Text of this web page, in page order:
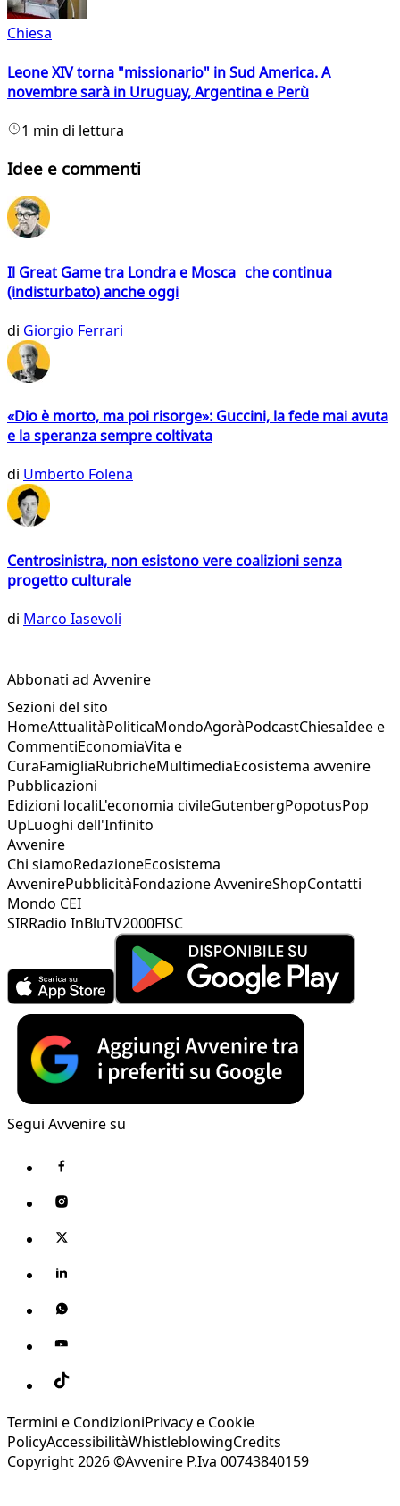
Chiesa
Leone XIV torna "missionario" in Sud America. A
novembre sarà in Uruguay, Argentina e Perù
1 min di lettura
Idee e commenti
Il Great Game tra Londra e Mosca che continua
(indisturbato) anche oggi
di Giorgio Ferrari
«Dio è morto, ma poi risorge»: Guccini, la fede mai avuta
e la speranza sempre coltivata
di Umberto Folena
Centrosinistra, non esistono vere coalizioni senza
progetto culturale
di Marco Iasevoli
Abbonati ad Avvenire
Sezioni del sito
HomeAttualitàPoliticaMondoAgoràPodcastChiesaIdee e
CommentiEconomiaVita e
CuraFamigliaRubricheMultimediaEcosistema avvenire
Pubblicazioni
Edizioni localiL'economia civileGutenbergPopotusPop
UpLuoghi dell'Infinito
Avvenire
Chi siamoRedazioneEcosistema
AvvenirePubblicitàFondazione AvvenireShopContatti
Mondo CEI
SIRRadio InBluTV2000FISC
Segui Avvenire su
Termini e CondizioniPrivacy e Cookie
PolicyAccessibilitàWhistleblowingCredits
Copyright 2026 ©Avvenire P.Iva 00743840159